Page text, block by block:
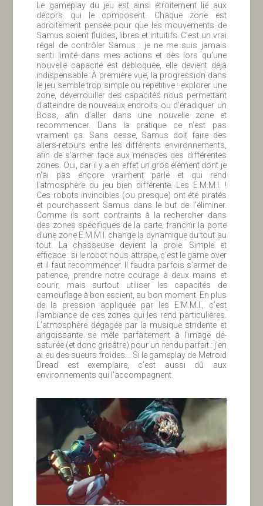
Le gameplay du jeu est ainsi étroitement lié aux
décors qui le composent. Chaque zone est
adroitement pensée pour que les mouvements de
Samus soient fluides, libres et intuitifs. C’est un vrai
régal de contrôler Samus : je ne me suis jamais
senti limité dans mes actions et dès lors qu’une
nouvelle capacité est débloquée, elle devient déjà
indispensable. À première vue, la progression dans
le jeu semble trop simple ou répétitive : explorer une
zone, déverrouiller des capacités nous permettant
d’atteindre de nouveaux endroits ou d’éradiquer un
Boss, afin d’aller dans une nouvelle zone et
recommencer. Dans la pratique ce n’est pas
vraiment ça. Sans cesse, Samus doit faire des
allers-retours entre les différents environnements,
afin de s’armer face aux menaces des différentes
zones. Oui, car il y a en effet un gros élément dont je
n’ai pas encore vraiment parlé et qui rend
l’atmosphère du jeu bien différente. Les E.M.M.I. !
Ces robots invincibles (ou presque) ont été piratés
et pourchassent Samus dans le but de l’éliminer.
Comme ils sont contraints à la rechercher dans
des zones spécifiques de la carte, franchir la porte
d’une zone E.M.M.I. change la dynamique du tout au
tout. La chasseuse devient la proie. Simple et
efficace : si le robot nous attrape, c’est le game over
et il faut recommencer. Il faudra parfois s’armer de
patience, prendre notre courage à deux mains et
courir, mais surtout utiliser les capacités de
camouflage à bon escient, au bon moment. En plus
de la pression appliquée par les E.M.M.I., c’est
l’ambiance de ces zones qui les rend particulières.
L’atmosphère dégagée par la musique stridente et
angoissante se mêle parfaitement à l’image dé-
saturée (et donc grisâtre) pour un rendu parfait : j’en
ai eu des sueurs froides… Si le gameplay de Metroid
Dread est exemplaire, c’est aussi dû aux
environnements qui l’accompagnent.